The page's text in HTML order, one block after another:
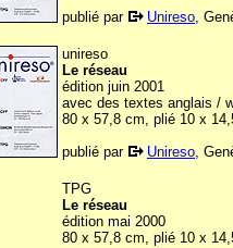
publié par
Unireso,
unireso
Le réseau
édition juin 2001
avec des textes anglais /
80 x 57,8 cm, plié 10 x
publié par
Unireso,
TPG
Le réseau
édition mai 2000
80 x 57,8 cm, plié 10 x